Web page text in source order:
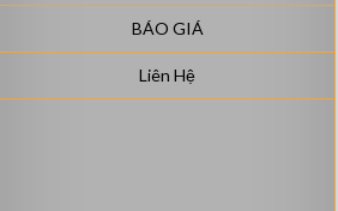
BÁO GIÁ
Liên Hệ